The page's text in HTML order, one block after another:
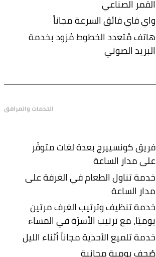
القمر الصناعي
واي فاي فائق السرعة مجاناً
هاتف مُتعدد الخطوط مُزود بخدمة
البريد الصوتي
الخدمات والمرافق
فريق كونسييرج بعدة لغات متوفّر
على مدار الساعة
خدمة تناول الطعام في الغرفة على
مدار الساعة
خدمة تنظيف وترتيب الغرف مرتين
يوميًا، مع ترتيب الأسرّة في المساء
خدمة تلميع الأحذية مجاناً أثناء الليل
صُحف يومية مجانية